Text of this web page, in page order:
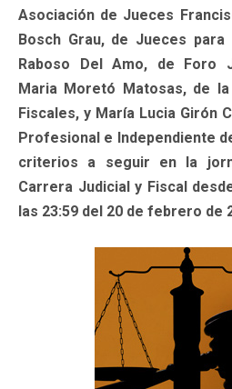
Asociación de Jueces
Bosch Grau, de Jueces para
Raboso Del Amo, de Foro
Maria Moretó Matosas, de
Fiscales, y María Lucia Girón
Profesional e Independiente
criterios a seguir en la
Carrera Judicial y Fiscal
las 23:59 del 20 de febrero de